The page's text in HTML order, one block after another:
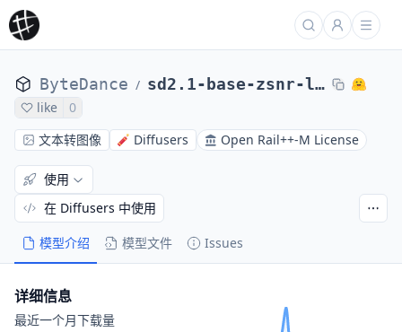
ByteDance / sd2.1-base-zsnr-laionaes6-perceptual
like
0
文本转图像
Diffusers Open Rail++-M License
模型介绍 模型文件 Issues
使用
在 Diffusers 中使用
详细信息
最近一个月下载量